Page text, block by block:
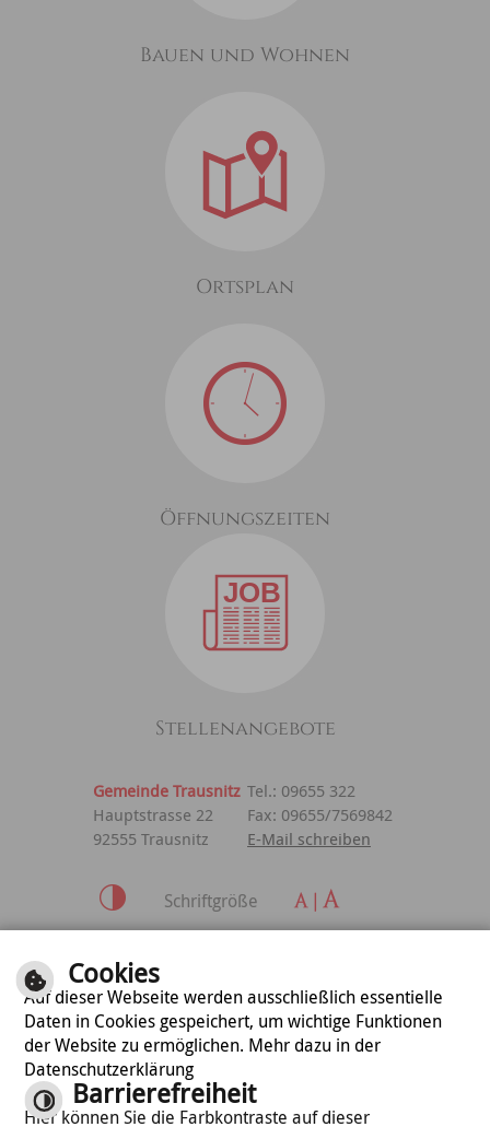
Bauen und Wohnen
Ortsplan
Öffnungszeiten
Stellenangebote
Gemeinde Trausnitz Tel.: 09655 322
Hauptstrasse 22
Fax: 09655/7569842
92555 Trausnitz
E-Mail schreiben
Schriftgröße
Datenschutzerklärung
optimiert für
mobile Endgeräte
Cookies
Auf dieser Webseite werden ausschließlich essentielle
Daten in Cookies gespeichert, um wichtige Funktionen
der Website zu ermöglichen. Mehr dazu in der
Datenschutzerklärung
Barrierefreiheit
Hier können Sie die Farbkontraste auf dieser